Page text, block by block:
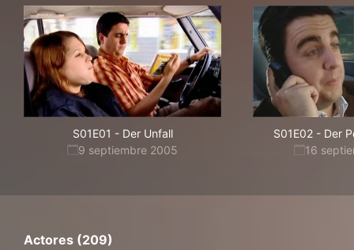
S01E01 - Der Unfall
9 septiembre 2005
S01E02- Der
16
Actores (209)